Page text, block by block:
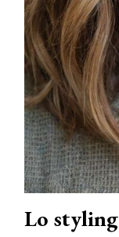
Lo styling